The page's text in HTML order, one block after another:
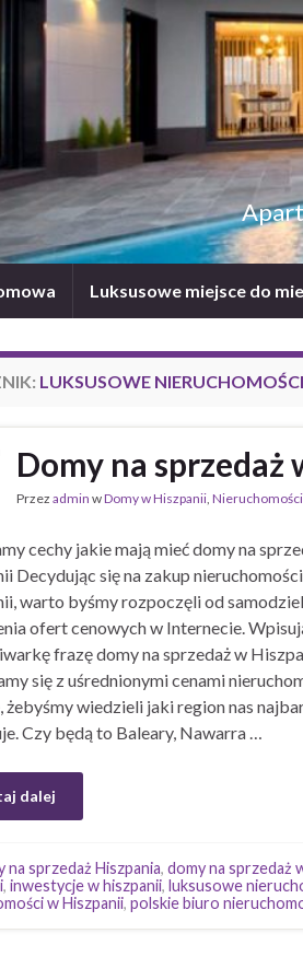
Luksusowe miejsce do
LUKSUSOWE
Domy na sprzedaż
Przez admin wDomy w Hiszpanii,
cechy jakie mają mieć domy na
Decydując się na zakup
warto byśmy rozpoczęli od
ofert cenowych w Internecie.
frazę domy na sprzedaż w
się z uśrednionymi cenami
żebyśmy wiedzieli jaki region nas
Czy będą to Baleary, Nawarra …
dalej
na sprzedaż Hiszpania, domy na sprzedaż
, inwestycje w hiszpanii, luksusowe
w Hiszpanii, polskie biuro